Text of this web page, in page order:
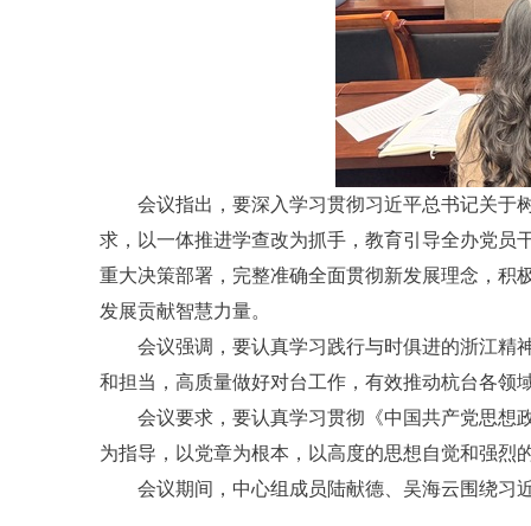
会议指出，要深入学习贯彻习近平总书记关于
求，以一体推进学查改为抓手，教育引导全办党员
重大决策部署，完整准确全面贯彻新发展理念，积
发展贡献智慧力量。
会议强调，要认真学习践行与时俱进的浙江精
和担当，高质量做好对台工作，有效推动杭台各领
会议要求，要认真学习贯彻《中国共产党思想
为指导，以党章为根本，以高度的思想自觉和强烈
会议期间，中心组成员陆献德、吴海云围绕习